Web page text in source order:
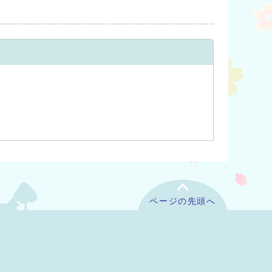
ページの先頭へ